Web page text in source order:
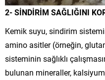
2- SİNDİRİM SAĞLIĞINI
Kemik suyu, sindirim
amino asitler (örneğin,
sisteminin sağlıklı
bulunan mineraller,